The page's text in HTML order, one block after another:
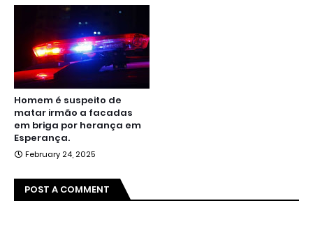
Homem é suspeito de
matar irmão a facadas
em briga por herança em
Esperança.
February 24, 2025
POST A COMMENT